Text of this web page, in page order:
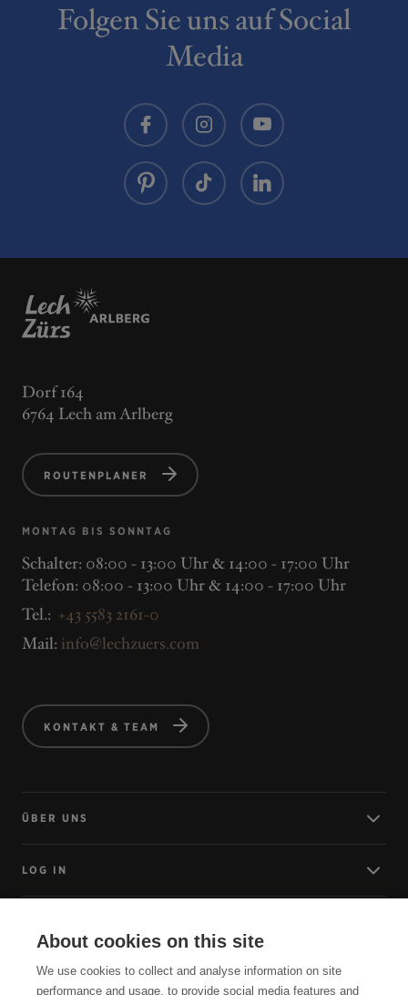
Folgen Sie uns auf Social
Media
Dorf 164
6764 Lech am Arlberg
ROUTENPLANER
MONTAG BIS SONNTAG
Schalter: 08:00 - 13:00 Uhr & 14:00 - 17:00 Uhr
Telefon: 08:00 - 13:00 Uhr & 14:00 - 17:00 Uhr
Tel.: +43 5583 2161-0
Mail: info@lechzuers.com
KONTAKT & TEAM
ÜBER UNS
LOG IN
SERVICE
About cookies on this site
We use cookies to collect and analyse information on site
performance and usage, to provide social media features and